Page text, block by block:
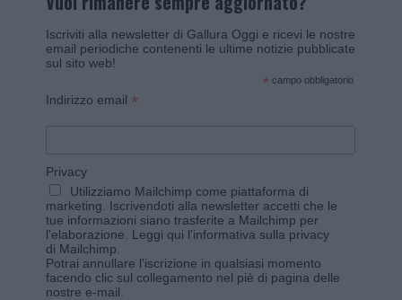
Iscriviti alla newsletter di Gallura Oggi e ricevi le nostre
email periodiche contenenti le ultime notizie pubblicate
sul sito web!
* campo obbligatorio
Indirizzo email *
Privacy
Utilizziamo Mailchimp come piattaforma di
marketing. Iscrivendoti alla newsletter accetti che le
tue informazioni siano trasferite a Mailchimp per
l'elaborazione. Leggi qui l'informativa sulla privacy
di Mailchimp
Potrai annullare l'iscrizione in qualsiasi momento
facendo clic sul collegamento nel piè di pagina delle
nostre e-mail.